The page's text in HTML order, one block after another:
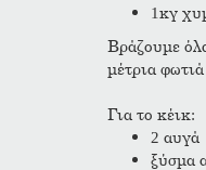
1κγ
Βράζουμε
μέτρια
Για το κέικ:
2 αυγά
ξύσμα